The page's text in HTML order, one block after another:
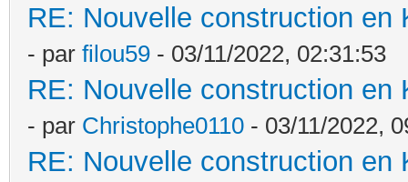
RE: Nouvelle construction
- par filou59 - 03/11/2022, 02:31:53
RE: Nouvelle construction
- par Christophe0110 - 03/11/2022,
RE: Nouvelle construction